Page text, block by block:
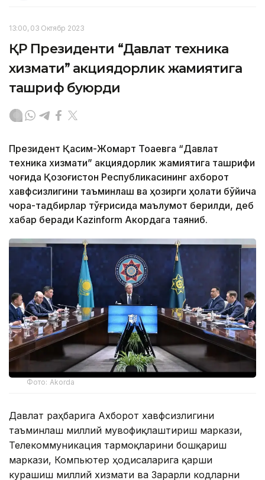
13:00, 03 Октябр 2023
ҚР Президенти “Давлат техника
хизмати” акциядорлик жамиятига
ташриф буюрди
Президент Қасим-Жомарт Тоқаевга “Давлат
техника хизмати” акциядорлик жамиятига ташрифи
чоғида Қозоғистон Республикасининг ахборот
хавфсизлигини таъминлаш ва ҳозирги ҳолати бўйича
чора-тадбирлар тўғрисида маълумот берилди, деб
хабар беради Каzinform Акордага таяниб.
Фото: Akorda
Давлат раҳбарига Ахборот хавфсизлигини
таъминлаш миллий мувофиқлаштириш маркази,
Телекоммуникация тармоқларини бошқариш
маркази, Компьютер ҳодисаларига қарши
курашиш миллий хизмати ва Зарарли кодларни